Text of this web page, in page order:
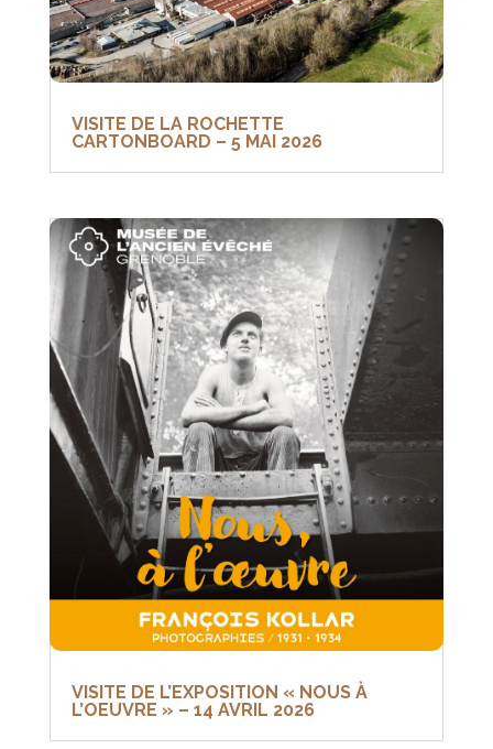
VISITE DE LA ROCHETTE
CARTONBOARD – 5 MAI 2026
VISITE DE L’EXPOSITION « NOUS À
L’OEUVRE » – 14 AVRIL 2026